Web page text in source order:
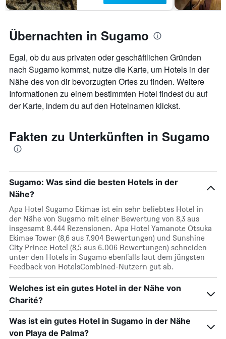
Übernachten in Sugamo
Egal, ob du aus privaten oder geschäftlichen Gründen
nach Sugamo kommst, nutze die Karte, um Hotels in der
Nähe des von dir bevorzugten Ortes zu finden. Weitere
Informationen zu einem bestimmten Hotel findest du auf
der Karte, indem du auf den Hotelnamen klickst.
Fakten zu Unterkünften in Sugamo
Sugamo: Was sind die besten Hotels in der
Nähe?
Apa Hotel Sugamo Ekimae ist ein sehr beliebtes Hotel in
der Nähe von Sugamo mit einer Bewertung von 8,3 aus
insgesamt 8.444 Rezensionen. Apa Hotel Yamanote Otsuka
Ekimae Tower (8,6 aus 7.904 Bewertungen) und Sunshine
City Prince Hotel (8,5 aus 6.006 Bewertungen) schneiden
unter den Hotels in Sugamo ebenfalls laut dem jüngsten
Feedback von HotelsCombined-Nutzern gut ab.
Welches ist ein gutes Hotel in der Nähe von
Charité?
Was ist ein gutes Hotel in Sugamo in der Nähe
von Playa de Palma?